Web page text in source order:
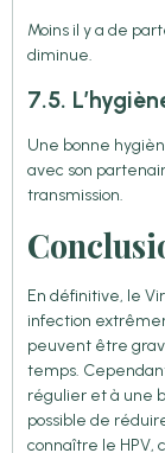
Moins il y a de
diminue.
7.5.
Une bonne
avec son
transmission.
En définitive, le
infection
peuvent être
temps.
régulier et à une
possible de
connaître le HPV,